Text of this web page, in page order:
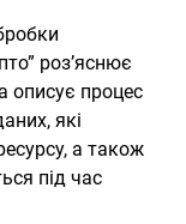
роз’яснює
описує процес
які
а також
під час